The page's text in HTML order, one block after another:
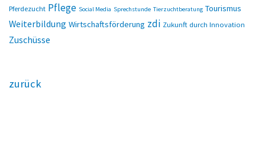
Pferdezucht Pflege Social Media Sprechstunde Tierzuchtberatung Tourismus
Weiterbildung Wirtschaftsförderung zdi Zukunft durch Innovation
Zuschüsse
zurück